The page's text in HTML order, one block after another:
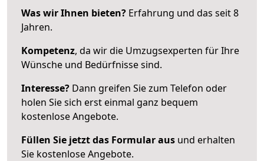
Was wir Ihnen bieten? Erfahrung und das seit 8
Jahren.
Kompetenz, da wir die Umzugsexperten für Ihre
Wünsche und Bedürfnisse sind.
Interesse? Dann greifen Sie zum Telefon oder
holen Sie sich erst einmal ganz bequem
kostenlose Angebote.
Füllen Sie jetzt das Formular aus und erhalten
Sie kostenlose Angebote.